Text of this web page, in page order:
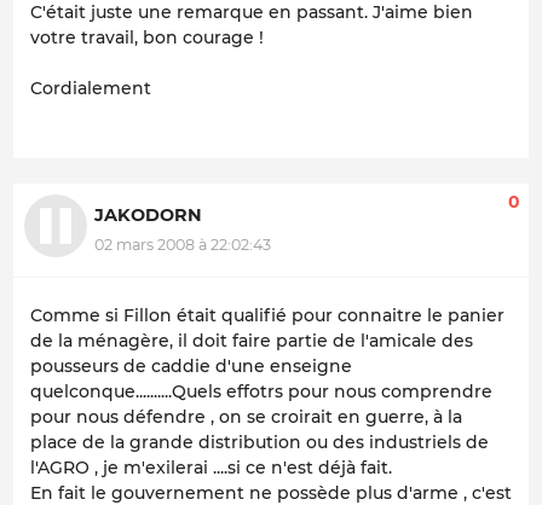
C'était juste une remarque en passant. J'aime bien
votre travail, bon courage !
Cordialement
JAKODORN
02 mars 2008 à 22:02:43
0
Comme si Fillon était qualifié pour connaitre le panier
de la ménagère, il doit faire partie de l'amicale des
pousseurs de caddie d'une enseigne
quelconque..........Quels effotrs pour nous comprendre
pour nous défendre , on se croirait en guerre, à la
place de la grande distribution ou des industriels de
l'AGRO , je m'exilerai ....si ce n'est déjà fait.
En fait le gouvernement ne possède plus d'arme , c'est